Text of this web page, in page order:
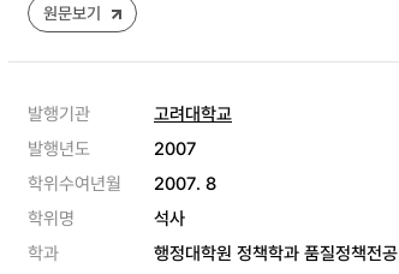
원문보기
발행기관
고려대학교
발행년도
2007
학위수여년월
2007. 8
학위명
석사
학과
행정대학원 정책학과 품질정책전공